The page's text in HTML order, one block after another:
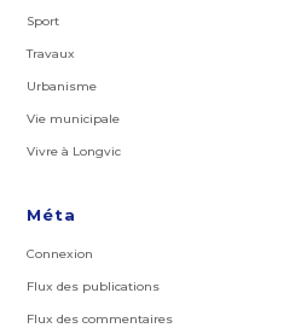
Sport
Travaux
Urbanisme
Vie municipale
Vivre à Longvic
Méta
Connexion
Flux des publications
Flux des commentaires